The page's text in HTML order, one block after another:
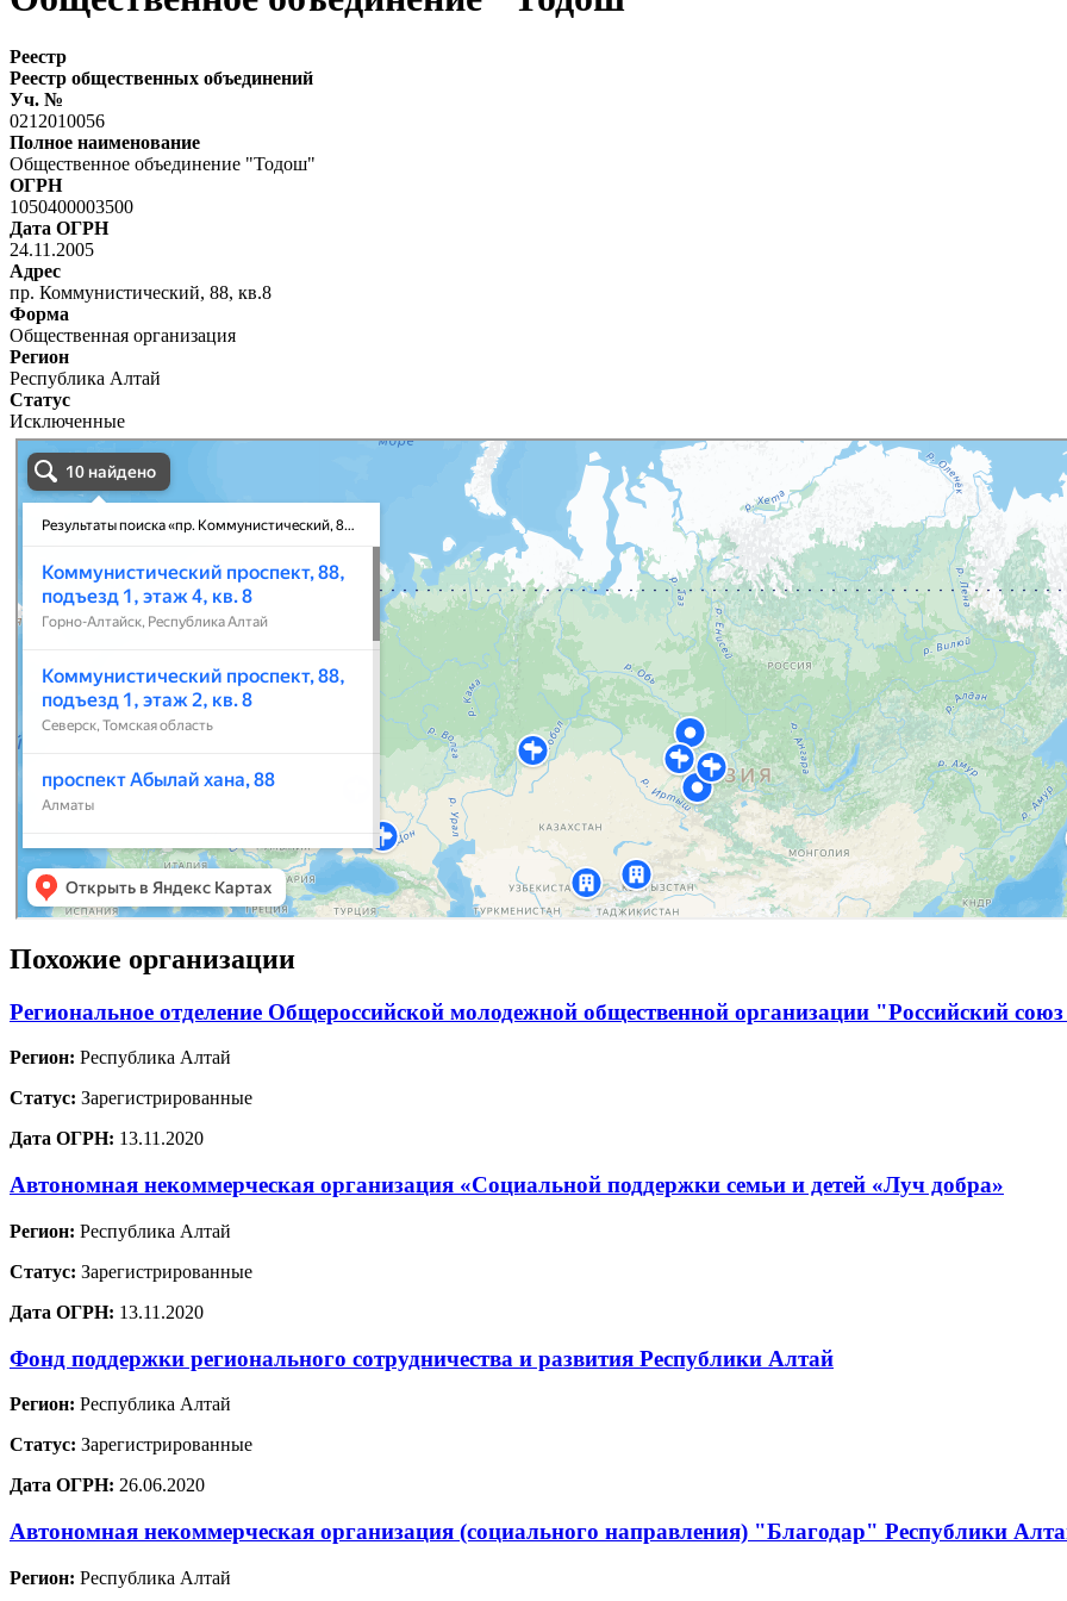
Реестр
Реестр общественных объединений
Уч. №
0212010056
Полное наименование
Общественное объединение "Тодош"
ОГРН
1050400003500
Дата ОГРН
24.11.2005
Адрес
пр. Коммунистический, 88, кв.8
Форма
Общественная организация
Регион
Республика Алтай
Статус
Исключенные
Похожие организации
Региональное отделение Общероссийской молодежной общественной организации "Российский
Регион: Республика Алтай
Статус: Зарегистрированные
Дата ОГРН: 13.11.2020
Автономная некоммерческая организация «Социальной поддержки семьи и детей «Луч добра»
Регион: Республика Алтай
Статус: Зарегистрированные
Дата ОГРН: 13.11.2020
Фонд поддержки регионального сотрудничества и развития Республики Алтай
Регион: Республика Алтай
Статус: Зарегистрированные
Дата ОГРН: 26.06.2020
Автономная некоммерческая организация (социального направления) "Благодар" Республики
Регион: Республика Алтай